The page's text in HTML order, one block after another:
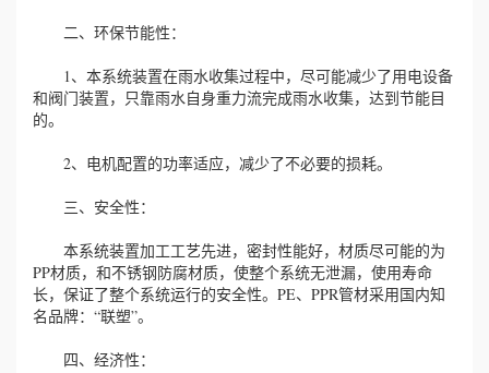
二、环保节能性：
1、本系统装置在雨水收集过程中，尽可能减少了用电设备
和阀门装置，只靠雨水自身重力流完成雨水收集，达到节能目
的。
2、电机配置的功率适应，减少了不必要的损耗。
三、安全性：
本系统装置加工工艺先进，密封性能好，材质尽可能的为
PP材质，和不锈钢防腐材质，使整个系统无泄漏，使用寿命
长，保证了整个系统运行的安全性。PE、PPR管材采用国内知
名品牌：“联塑”。
四、经济性：